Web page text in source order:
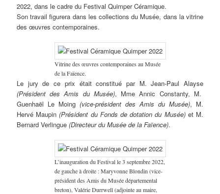
2022, dans le cadre du Festival Quimper Céramique.
Son travail figurera dans les collections du Musée, dans la vitrine
des œuvres contemporaines.
Vitrine des œuvres contemporaines au Musée
de la Faïence.
Le jury de ce prix était constitué par M. Jean-Paul Alayse
(Président des Amis du Musée), Mme Annic Constanty, M.
Guenhaël Le Moing(vice-président des Amis du Musée), M.
Hervé Maupin (Président du Fonds de dotation du Musée)et M.
Bernard Verlingue (Directeur du Musée de la Faïence).
L’inauguration du Festival le 3 septembre 2022,
de gauche à droite : Maryvonne Blondin (vice-
président des Amis du Musée départemental
breton), Valérie Durrwell (adjointe au maire,